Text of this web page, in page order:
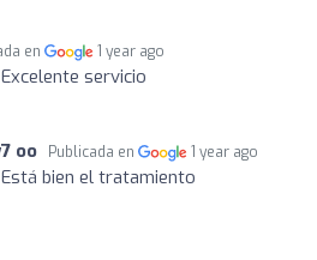
en 1 year ago
Excelente servicio
oo Publicada en 1 year ago
Está bien el tratamiento